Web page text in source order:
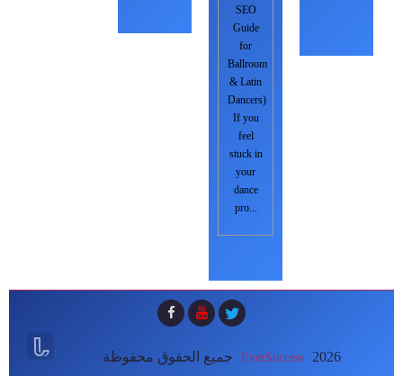
SEO
Guide
for
Ballroom
& Latin
Dancers)
If you
feel
stuck in
your
dance
pro...
 جميع الحقوق محفوظة EverSuccess 2026